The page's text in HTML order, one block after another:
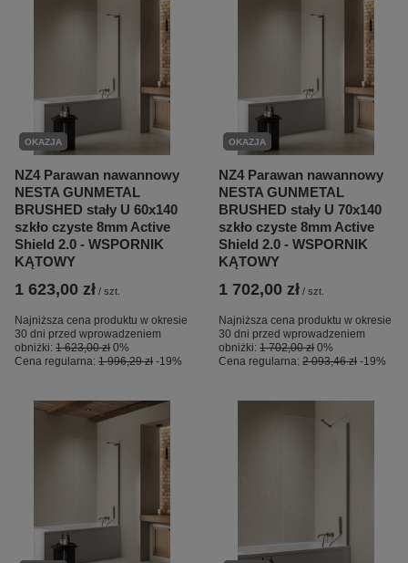
OKAZJA
NZ4 Parawan nawannowy
NESTA GUNMETAL
BRUSHED stały U 60x140
szkło czyste 8mm Active
Shield 2.0 - WSPORNIK
KĄTOWY
1 623,00 zł / szt.
Najniższa cena produktu w okresie
30 dni przed wprowadzeniem
obniżki: 1 623,00 zł 0%
Cena regularna: 1 996,29 zł -19%
OKAZJA
NZ4 Parawan nawannowy
NESTA GUNMETAL
BRUSHED stały U 70x140
szkło czyste 8mm Active
Shield 2.0 - WSPORNIK
KĄTOWY
1 702,00 zł / szt.
Najniższa cena produktu w okresie
30 dni przed wprowadzeniem
obniżki: 1 702,00 zł 0%
Cena regularna: 2 093,46 zł -19%